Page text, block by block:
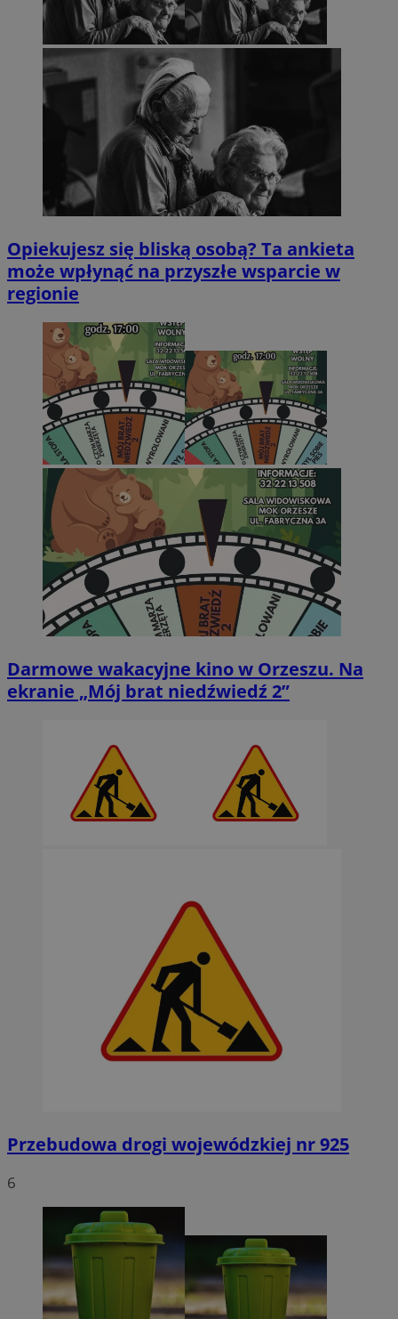
Opiekujesz się bliską osobą? Ta ankieta
może wpłynąć na przyszłe wsparcie w
regionie
Darmowe wakacyjne kino w Orzeszu. Na
ekranie „Mój brat niedźwiedź 2”
Przebudowa drogi wojewódzkiej nr 925
6